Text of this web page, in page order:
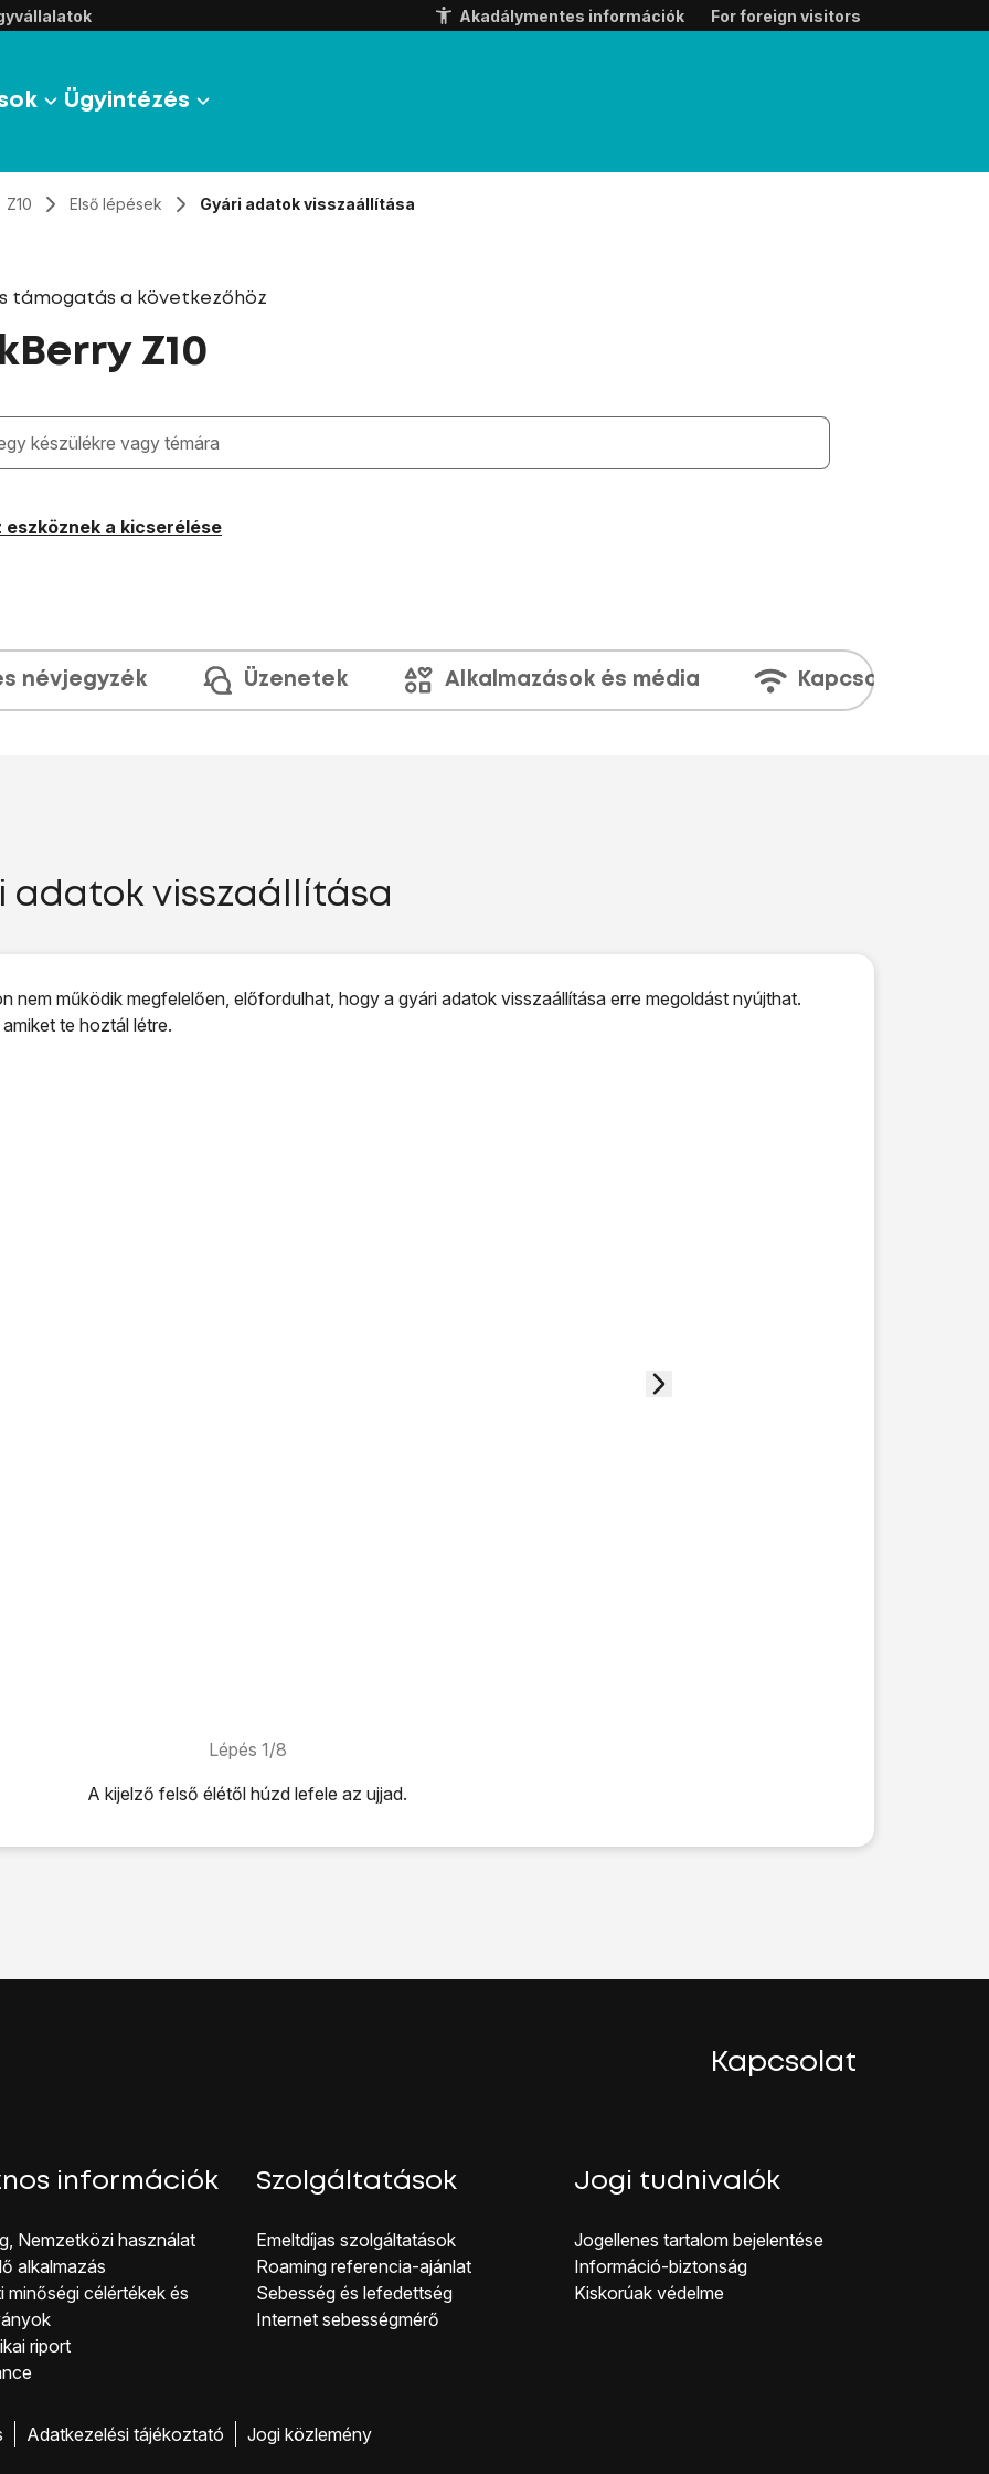
Akadálymentes információk For foreign visitors
Ügyintézés
Z10 Első lépések Gyári adatok visszaállítása
támogatás a következőhöz
Z10
megjelennek a keresési javaslatok a mező alatt
eszköznek a kicserélése
névjegyzék Üzenetek Alkalmazások és média Kapcsolatok
adatok visszaállítása
nem működik megfelelően, előfordulhat, hogy a gyári adatok visszaállítása erre megoldást nyújthat.
te hoztál létre.
Lépés 1/8
A kijelző felső élétől húzd lefele az ujjad.
Kapcsolat
információk
Nemzetközi használat
alkalmazás
minőségi célérté kek és
riport
Szolgáltatások
Emeltdíjas szolgáltatások
Roaming referencia-ajánlat
Sebesség és lefedettség
Internet sebességmérő
Jogi tudnivalók
Jogellenes ta rtalom bejelentése
Inf ormáció-biztonság
Kiskorúak véd elme
Adatkezelési tájékoztató Jogi közlemény